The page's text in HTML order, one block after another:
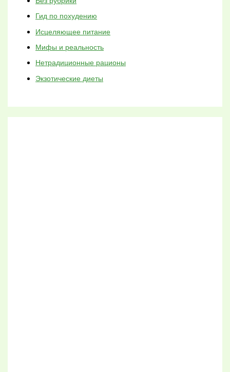
Гид по похудению
Исцеляющее питание
Мифы и реальность
Нетрадиционные рационы
Экзотические диеты